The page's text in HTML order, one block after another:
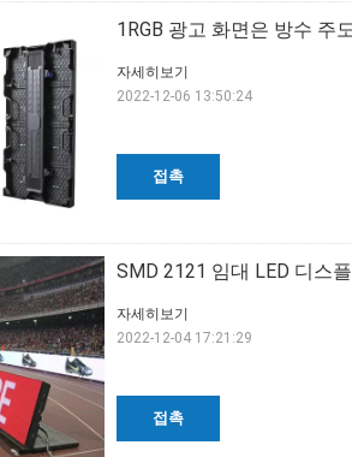
1RGB 광고 화면은 방수 주
접촉
자세히보기
2022-12-06 13:50:24
SMD 2121 임대 LED 디스
접촉
자세히보기
2022-12-04 17:21:29